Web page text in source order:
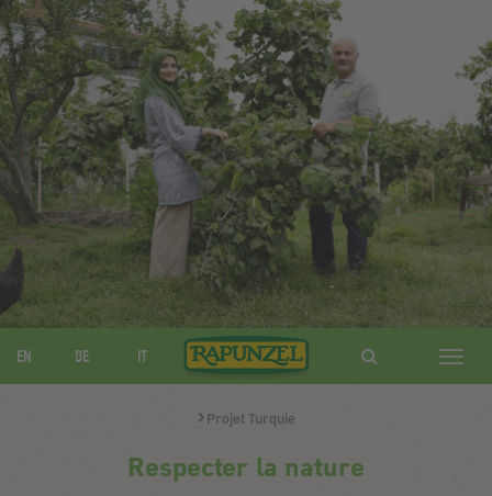
EN DE IT
ein-/
Projet Turquie
Respecter la nature